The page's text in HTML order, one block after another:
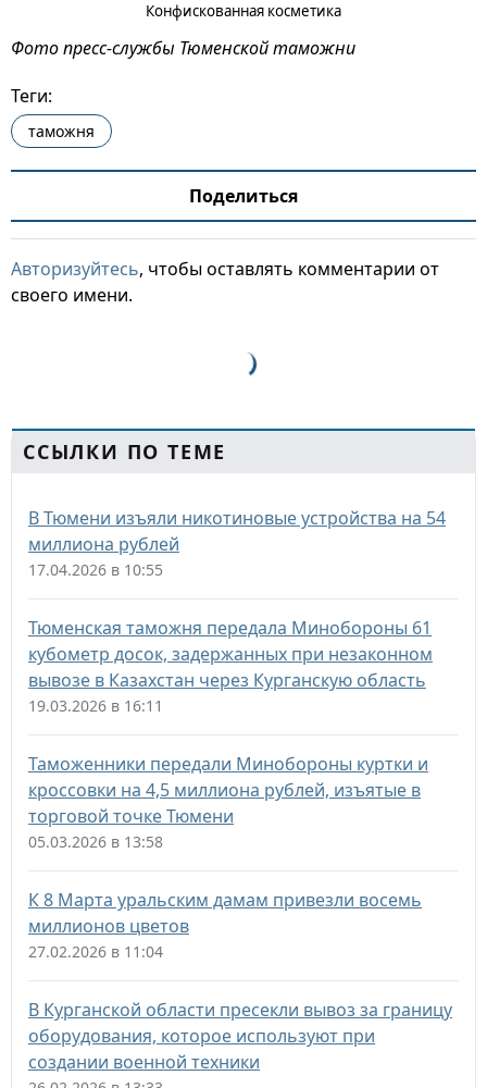
Конфискованная косметика
Фото пресс-службы Тюменской таможни
Теги:
таможня
Поделиться
Авторизуйтесь, чтобы оставлять комментарии от
своего имени.
ССЫЛКИ ПО ТЕМЕ
В Тюмени изъяли никотиновые устройства на 54
миллиона рублей
17.04.2026 в 10:55
Тюменская таможня передала Минобороны 61
кубометр досок, задержанных при незаконном
вывозе в Казахстан через Курганскую область
19.03.2026 в 16:11
Таможенники передали Минобороны куртки и
кроссовки на 4,5 миллиона рублей, изъятые в
торговой точке Тюмени
05.03.2026 в 13:58
К 8 Марта уральским дамам привезли восемь
миллионов цветов
27.02.2026 в 11:04
В Курганской области пресекли вывоз за границу
оборудования, которое используют при
создании военной техники